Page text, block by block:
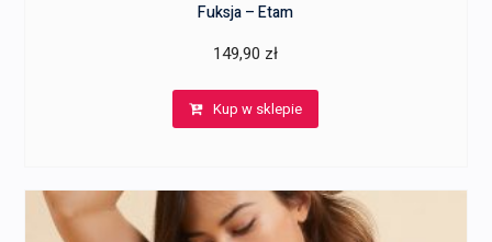
Fuksja – Etam
149,90 zł
Kup w sklepie